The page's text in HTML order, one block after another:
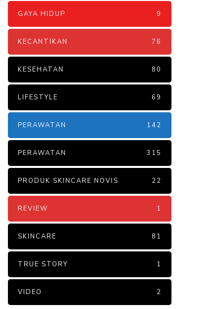
GAYA HIDUP 9
KECANTIKAN 76
KESEHATAN 80
LIFESTYLE 69
PERAWATAN 142
PERAWATAN 315
PRODUK SKINCARE NOVIS 22
REVIEW 1
SKINCARE 81
TRUE STORY 1
VIDEO 2